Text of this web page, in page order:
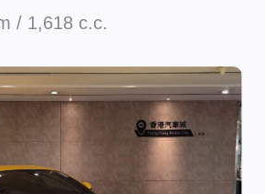
/ 1,618 c.c.